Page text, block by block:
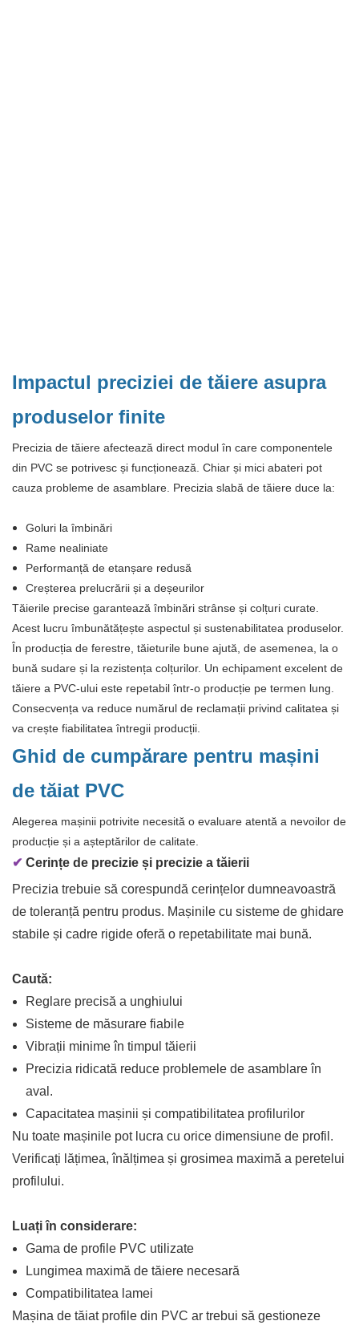
Impactul preciziei de tăiere asupra
produselor finite
Precizia de tăiere afectează direct modul în care componentele
din PVC se potrivesc și funcționează. Chiar și mici abateri pot
cauza probleme de asamblare. Precizia slabă de tăiere duce la:
Goluri la îmbinări
Rame nealiniate
Performanță de etanșare redusă
Creșterea prelucrării și a deșeurilor
Tăierile precise garantează îmbinări strânse și colțuri curate.
Acest lucru îmbunătățește aspectul și sustenabilitatea produselor.
În producția de ferestre, tăieturile bune ajută, de asemenea, la o
bună sudare și la rezistența colțurilor. Un echipament excelent de
tăiere a PVC-ului este repetabil într-o producție pe termen lung.
Consecvența va reduce numărul de reclamații privind calitatea și
va crește fiabilitatea întregii producții.
Ghid de cumpărare pentru mașini
de tăiat PVC
Alegerea mașinii potrivite necesită o evaluare atentă a nevoilor de
producție și a așteptărilor de calitate.
✔ Cerințe de precizie și precizie a tăierii
Precizia trebuie să corespundă cerințelor dumneavoastră
de toleranță pentru produs. Mașinile cu sisteme de ghidare
stabile și cadre rigide oferă o repetabilitate mai bună.
Caută:
Reglare precisă a unghiului
Sisteme de măsurare fiabile
Vibrații minime în timpul tăierii
Precizia ridicată reduce problemele de asamblare în
aval.
Capacitatea mașinii și compatibilitatea profilurilor
Nu toate mașinile pot lucra cu orice dimensiune de profil.
Verificați lățimea, înălțimea și grosimea maximă a peretelui
profilului.
Luați în considerare:
Gama de profile PVC utilizate
Lungimea maximă de tăiere necesară
Compatibilitatea lamei
Mașina de tăiat profile din PVC ar trebui să gestioneze